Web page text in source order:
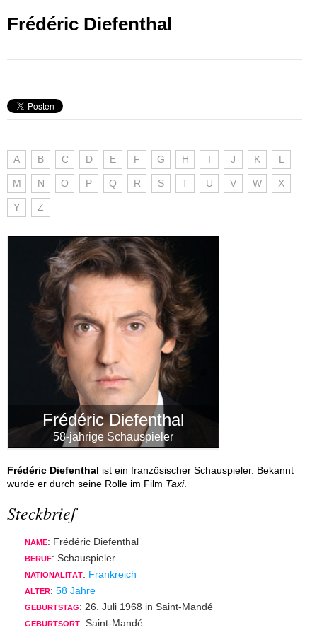
Frédéric Diefenthal
A B C D E F G H I J K L
M N O P Q R S T U V W X
Y Z
Frédéric Diefenthal
58-jährige Schauspieler
Frédéric Diefenthal ist ein französischer Schauspieler. Bekannt
wurde er durch seine Rolle im Film Taxi.
Steckbrief
NAME: Frédéric Diefenthal
BERUF: Schauspieler
NATIONALITÄT: Frankreich
ALTER: 58 Jahre
GEBURTSTAG: 26. Juli 1968 in Saint-Mandé
GEBURTSORT: Saint-Mandé